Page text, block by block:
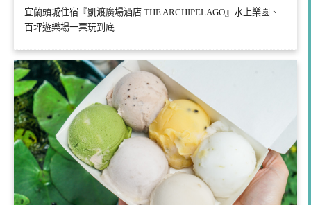
宜蘭頭城住宿『凱渡廣場酒店 THE ARCHIPELAGO』水上樂園、
百坪遊樂場一票玩到底